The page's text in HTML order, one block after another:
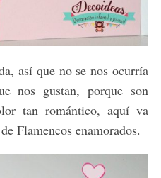
así que no se nos ocurría
nos gustan, porque son
tan romántico, aquí va
Flamencos enamorados.